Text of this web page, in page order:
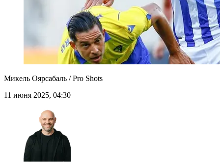
Микель Оярсабаль / Pro Shots
11 июня 2025, 04:30